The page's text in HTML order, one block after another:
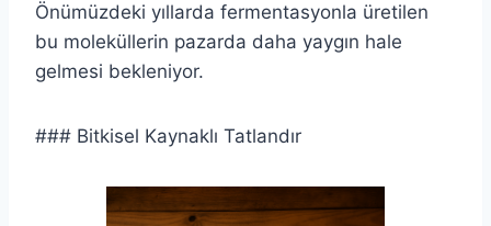
Önümüzdeki yıllarda fermentasyonla üretilen
bu moleküllerin pazarda daha yaygın hale
gelmesi bekleniyor.
### Bitkisel Kaynaklı Tatlandır